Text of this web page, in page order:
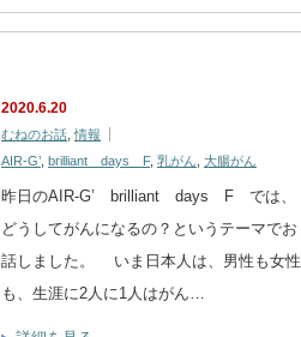
2020.6.20
むねのお話 ,情報
AIR-G’ brilliant days F, 乳がん 大腸がん
昨日のAIR-G’ brilliant days F では、
どうしてがんになるの？というテーマでお
話しました。 いま日本人は、男性も女性
も、生涯に2人に1人はがん…